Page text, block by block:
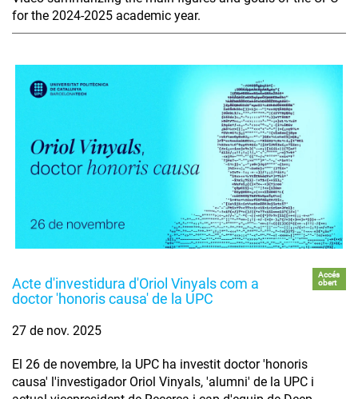
for the 2024-2025 academic year.
Acte d'investidura d'Oriol Vinyals com a
doctor 'honoris causa' de la UPC
Accés
obert
27 de nov. 2025
El 26 de novembre, la UPC ha investit doctor 'honoris
causa' l'investigador Oriol Vinyals, 'alumni' de la UPC i